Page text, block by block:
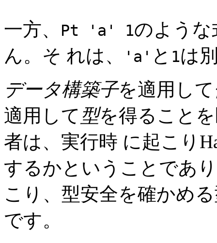
一方、 Pt 'a' 1のよう
ん。そ れは、
'a' と 1は
データ構築子を適用して
適用して 型を得ること
者は、実行時 に起こり
するかということであ
こり、型安全を確かめ
です。